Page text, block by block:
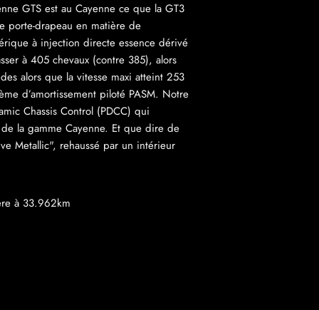
GTS est au Cayenne ce que la GT3
porte-drapeau en matière de
à injection directe essence dérivé
à 405 chevaux (contre 385), alors
alors que la vitesse maxi atteint 253
d’amortissement piloté PASM. Notre
Chassis Control (PDCC) qui
la gamme Cayenne. Et que dire de
Metallic", rehaussé par un intérieur
à 33.962km